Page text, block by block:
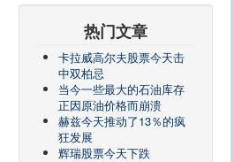
热门文章
卡拉威高尔夫股票今天击
中双柏忌
当今一些最大的石油库存
正因原油价格而崩溃
赫兹今天推动了13％的疯
狂发展
辉瑞股票今天下跌